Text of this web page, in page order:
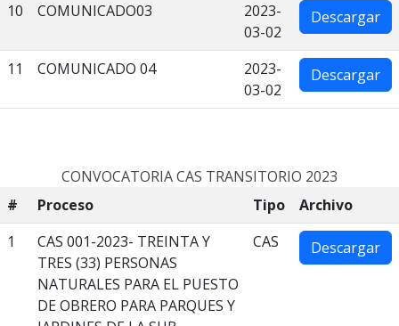
10 COMUNICADO03
2023-
03-02
Descargar
11 COMUNICADO 04
2023-
03-02
Descargar
CONVOCATORIA CAS TRANSITORIO 2023
#
Proceso Tipo
Archivo
1
CAS 001-2023- TREINTA Y
TRES (33) PERSONAS
NATURALES PARA EL PUESTO
DE OBRERO PARA PARQUES Y
CAS Descargar